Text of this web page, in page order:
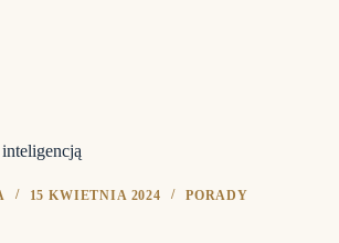
15 KWIETNIA 2024 PORADY